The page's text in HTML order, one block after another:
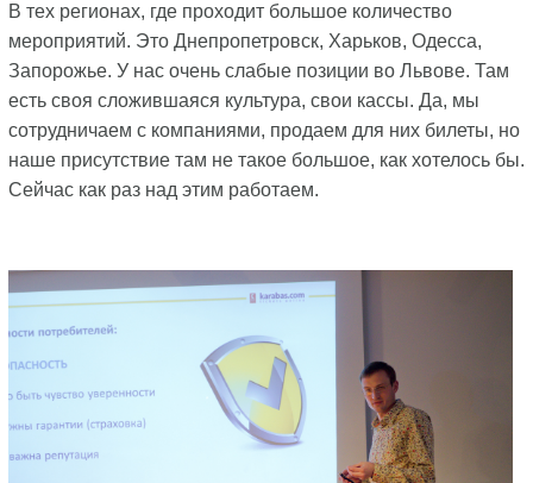
В тех регионах, где проходит большое количество
мероприятий. Это Днепропетровск, Харьков, Одесса,
Запорожье. У нас очень слабые позиции во Львове. Там
есть своя сложившаяся культура, свои кассы. Да, мы
сотрудничаем с компаниями, продаем для них билеты, но
наше присутствие там не такое большое, как хотелось бы.
Сейчас как раз над этим работаем.